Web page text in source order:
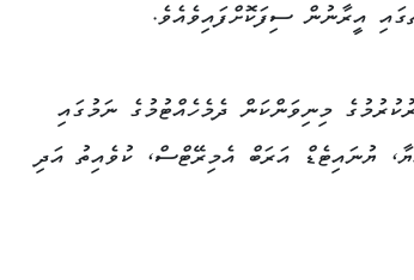
އީރާނުން ސިފަކޮށްފައިވެއެވެ.
މިނިވަންކަން ދެމެހެއްޓުމުގެ ނަމުގައި
ޔުނައިޓެޑް އަރަބް އެމިރޭޓްސް، ކުވެއިތު އަދި